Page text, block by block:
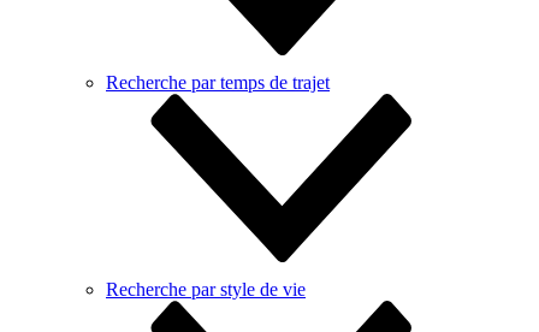
Recherche par temps de trajet
Recherche par style de vie